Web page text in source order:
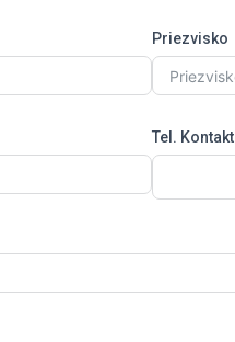
Priezvisko
Tel. Kontakt